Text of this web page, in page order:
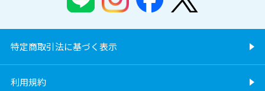
特定商取引法に基づく表示
利用規約